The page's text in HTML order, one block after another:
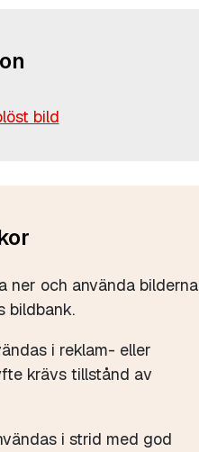
bild
ner och använda bilderna
bildbank.
i reklam- eller
krävs tillstånd av
i strid med god